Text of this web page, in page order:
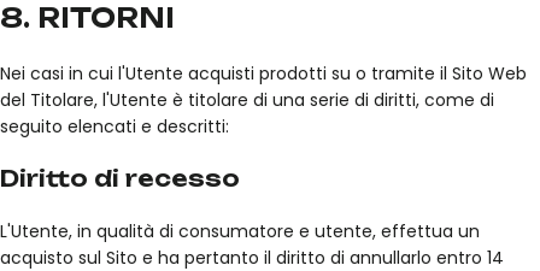
8. RITORNI
Nei casi in cui l'Utente acquisti prodotti su o tramite il Sito Web
del Titolare, l'Utente è titolare di una serie di diritti, come di
seguito elencati e descritti:
Diritto di recesso
L'Utente, in qualità di consumatore e utente, effettua un
acquisto sul Sito e ha pertanto il diritto di annullarlo entro 14